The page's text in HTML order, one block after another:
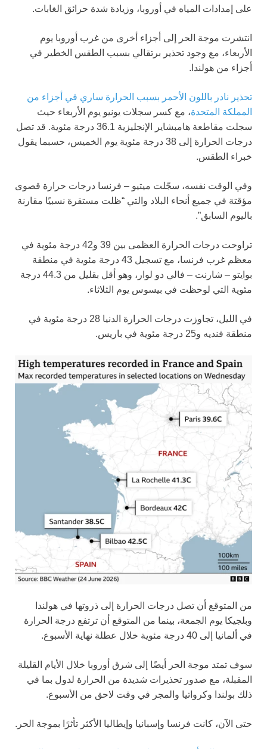
على إمدادات المياه في أوروبا، وزيادة شدة حرائق الغابات.
انتشرت موجة الحر إلى أجزاء أخرى من غرب أوروبا يوم
الأربعاء، مع وجود تحذير برتقالي بسبب الطقس الخطير في
أجزاء من هولندا.
تحذير نادر باللون الأحمر بسبب الحرارة ساري في أجزاء من
المملكة المتحدة، مع كسر سجلات يونيو يوم الأربعاء حيث
سجلت مقاطعة هامبشاير الإنجليزية 36.1 درجة مئوية. قد تصل
درجات الحرارة إلى 38 درجة مئوية يوم الخميس، حسبما يقول
خبراء الطقس.
وفي الوقت نفسه، سجّلت ميتيو – فرنسا درجات حرارة قصوى
مؤقتة في جميع أنحاء البلاد والتي “ظلت مستقرة نسبيًا مقارنة
باليوم السابق”.
تراوحت درجات الحرارة العظمى بين 39 و42 درجة مئوية في
معظم غرب فرنسا، مع تسجيل 43 درجة مئوية في منطقة
بوايتو – شارنت – فالي دو لوار، وهو أقل بقليل من 44.3 درجة
مئوية التي لوحظت في بيسوس يوم الثلاثاء.
في الليل، تجاوزت درجات الحرارة الدنيا 28 درجة مئوية في
منطقة فنديه و25 درجة مئوية في باريس.
من المتوقع أن تصل درجات الحرارة إلى ذروتها في هولندا
وبلجيكا يوم الجمعة، بينما من المتوقع أن ترتفع درجة الحرارة
في ألمانيا إلى 40 درجة مئوية خلال عطلة نهاية الأسبوع.
سوف تمتد موجة الحر أيضًا إلى شرق أوروبا خلال الأيام القليلة
المقبلة، مع صدور تحذيرات شديدة من الحرارة لدول بما في
ذلك بولندا وكرواتيا والمجر في وقت لاحق من الأسبوع.
حتى الآن، كانت فرنسا وإسبانيا وإيطاليا الأكثر تأثرًا بموجة الحر.